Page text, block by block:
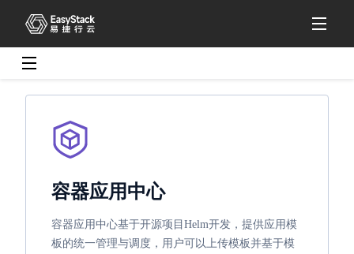
文档中心
容器应用中心
容器应用中心基于开源项目Helm开发，提供应用模
板的统一管理与调度，用户可以上传模板并基于模